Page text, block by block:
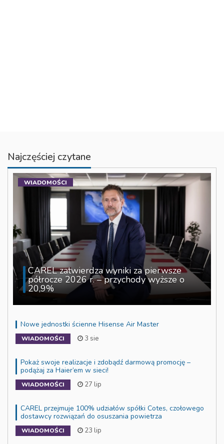
Najczęściej czytane
CAREL zatwierdza wyniki za pierwsze
półrocze 2026 r. – przychody wyższe o
20,9%
WIADOMOŚCI
Nowe jednostki ścienne Hisense Air Master
WIADOMOŚCI 3 sie
Pokaż swoje realizacje i zdobądź darmową promocję –
podążaj za Haier’em w sieci!
WIADOMOŚCI 27 lip
CAREL przejmuje 100% udziałów spółki Cotes, czołowego
dostawcy rozwiązań do osuszania powietrza
WIADOMOŚCI 23 lip